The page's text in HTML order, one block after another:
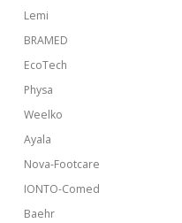
Lemi
BRAMED
EcoTech
Physa
Weelko
Ayala
Nova-Footcare
IONTO-Comed
Baehr